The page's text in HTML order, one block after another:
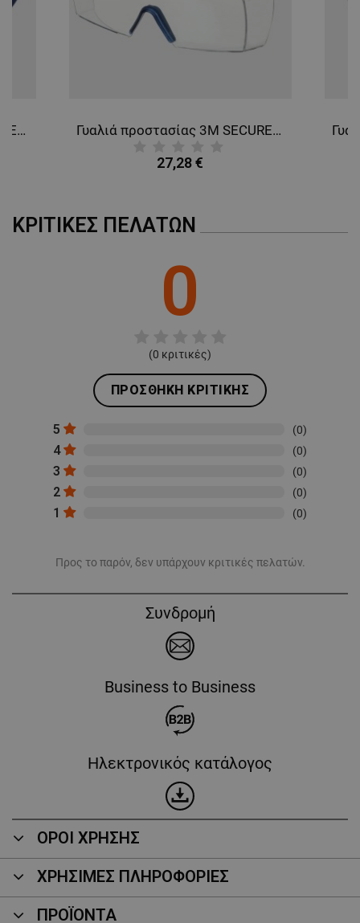
Γυαλιά προστασίας 3M SECUREFIT SF 1О2 BLUE Γυαλιά προστασίας 3M SECUREFIT SF 37О1
27,28 €
ΚΡΙΤΙΚΈΣ ΠΕΛΑΤΏΝ
0
(0 κριτικές)
ΠΡΟΣΘΉΚΗ ΚΡΙΤΙΚΉΣ
5 (0)
4 (0)
3 (0)
2 (0)
1 (0)
Προς το παρόν, δεν υπάρχουν κριτικές πελατών.
Συνδρομή
Business to Business
Ηλεκτρονικός κατάλογος
ΟΡΟΙ ΧΡΗΣΗΣ
ΧΡΗΣΙΜΕΣ ΠΛΗΡΟΦΟΡΙΕΣ
ΠΡΟΪΌΝΤΑ